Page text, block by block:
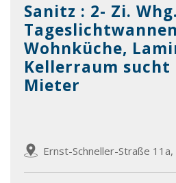
Sanitz : 2- Zi.
Wohnküche,
Kellerraum sucht
Mieter
Ernst-Schneller-Straße